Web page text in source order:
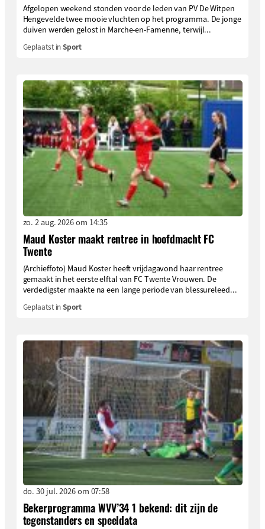
Afgelopen weekend stonden voor de leden van PV De Witpen
Hengevelde twee mooie vluchten op het programma. De jonge
duiven werden gelost in Marche-en-Famenne, terwijl...
Geplaatst inSport
zo. 2 aug. 2026 om 14:35
Maud Koster maakt rentree in hoofdmacht FC
Twente
(Archieffoto) Maud Koster heeft vrijdagavond haar rentree
gemaakt in het eerste elftal van FC Twente Vrouwen. De
verdedigster maakte na een lange periode van blessureleed...
Geplaatst inSport
do. 30 jul. 2026 om 07:58
Bekerprogramma WVV’34 1 bekend: dit zijn de
tegenstanders en speeldata